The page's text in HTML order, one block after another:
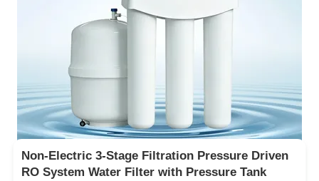
Non-Electric 3-Stage Filtration Pressure Driven
RO System Water Filter with Pressure Tank